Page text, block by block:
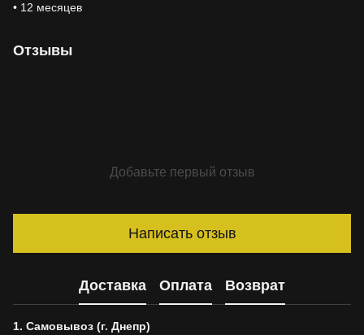
• 12 месяцев
Отзывы
Добавьте первый отзыв
Написать отзыв
Доставка Оплата Возврат
1. Самовывоз (г. Днепр)